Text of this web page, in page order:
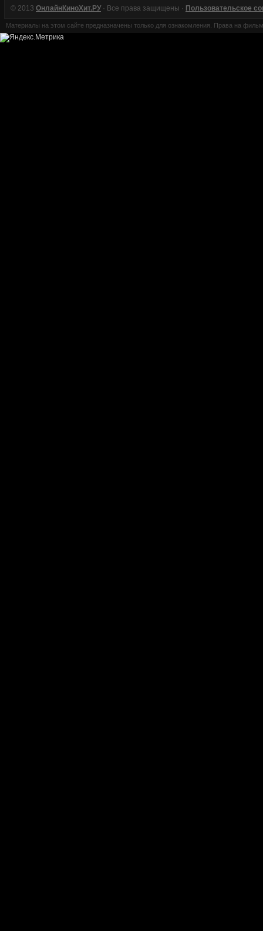
© 2013 ОнлайнКиноХит.РУ· Все права защищены · Пользовательское
Материалы на этом сайте предназначены только для ознакомления. Права на